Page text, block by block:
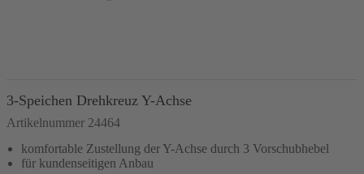
3-Speichen Drehkreuz Y-Achse
Artikelnummer 24464
komfortable Zustellung der Y-Achse durch 3 Vorschubhebel
für kundenseitigen Anbau